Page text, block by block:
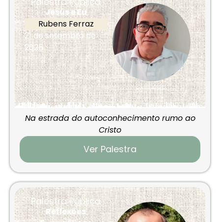
Jesus e Eu
Rubens Ferraz
21 de setembro de
2025
Na estrada do autoconhecimento rumo ao
Cristo
Ver Palestra
Palestra Pública
Reflexões